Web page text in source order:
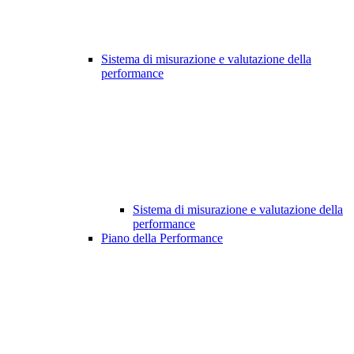
Sistema di misurazione e valutazione della
performance
Sistema di misurazione e valutazione della
performance
Piano della Performance